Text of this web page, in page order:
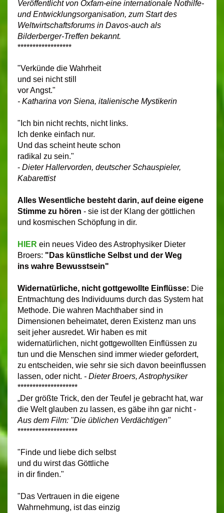
Veröffentlicht von Oxfam-eine internationale Nothilfe-
und Entwicklungsorganisation, zum Start des
Weltwirtschaftsforums in Davos-auch als
Bilderberger-Treffen bekannt.
******************
"Verkünde die Wahrheit
und sei nicht still
vor Angst."
- Katharina von Siena, italienische Mystikerin
"Ich bin nicht rechts, nicht links.
Ich denke einfach nur.
Und das scheint heute schon
radikal zu sein."
- Dieter Hallervorden, deutscher Schauspieler,
Kabarettist
Alles Wesentliche besteht darin, auf deine eigene
Stimme zu hören - sie ist der Klang der göttlichen
und kosmischen Schöpfung in dir.
HIER ein neues Video des Astrophysiker Dieter
Broers: " Das künstliche Selbst und der Weg
ins wahre Bewusstsein"
Widernatürliche, nicht gottgewollte Einflüsse: Die
Entmachtung des Individuums durch das System hat
Methode. Die wahren Machthaber sind in
Dimensionen beheimatet, deren Existenz man uns
seit jeher ausredet. Wir haben es mit
widernatürlichen, nicht gottgewollten Einflüssen zu
tun und die Menschen sind immer wieder gefordert,
zu entscheiden, wie sehr sie sich davon beeinflussen
lassen, oder nicht. - Dieter Broers, Astrophysiker
********************
„Der größte Trick, den der Teufel je gebracht hat, war
die Welt glauben zu lassen, es gäbe ihn gar nicht-
Aus dem Film: "Die üblichen Verdächtigen"
********************
"Finde und liebe dich selbst
und du wirst das Göttliche
in dir finden."
"Das Vertrauen in die eigene
Wahrnehmung, ist das einzig